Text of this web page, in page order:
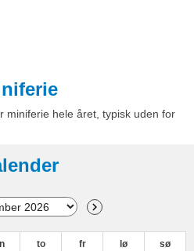
hele året, typisk uden for
to fr lø sø